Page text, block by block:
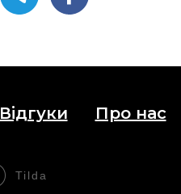
Відгуки Про нас
Tilda